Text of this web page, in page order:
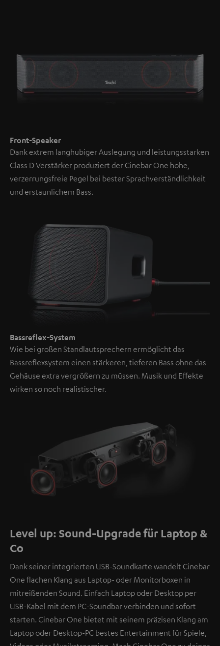
Front-Speaker
Dank extrem langhubiger Auslegung und leistungsstarken
Class D Verstärker produziert der Cinebar One hohe,
verzerrungsfreie Pegel bei bester Sprachverständlichkeit
und erstaunlichem Bass.
Bassreflex-System
Wie bei großen Standlautsprechern ermöglicht das
Bassreflexsystem einen stärkeren, tieferen Bass ohne das
Gehäuse extra vergrößern zu müssen. Musik und Effekte
wirken so noch realistischer.
Level up: Sound-Upgrade für Laptop &
Co
Dank seiner integrierten USB-Soundkarte wandelt Cinebar
One flachen Klang aus Laptop- oder Monitorboxen in
mitreißenden Sound. Einfach Laptop oder Desktop per
USB-Kabel mit dem PC-Soundbar verbinden und sofort
starten. Cinebar One bietet mit seinem präzisen Klang am
Laptop oder Desktop-PC bestes Entertainment für Spiele,